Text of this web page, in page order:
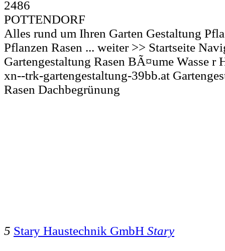
2486
POTTENDORF
Alles rund um Ihren Garten Gestaltung
Pflanzen Rasen ... weiter >> Startseite
Gartengestaltung Rasen BÃ¤ume Wasse r
xn--trk-gartengestaltung-39bb.at
Rasen Dachbegrünung
5 Stary Haustechnik GmbH Stary